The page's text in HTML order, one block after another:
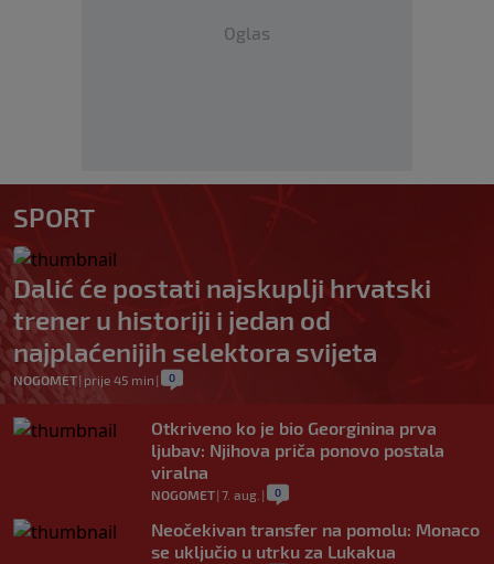
Oglas
SPORT
Dalić će postati najskuplji hrvatski
trener u historiji i jedan od
najplaćenijih selektora svijeta
NOGOMET| prije 45 min | 0
Otkriveno ko je bio Georginina prva
ljubav: Njihova priča ponovo postala
viralna
NOGOMET| 7. aug. | 0
Neočekivan transfer na pomolu: Monaco
se uključio u utrku za Lukakua